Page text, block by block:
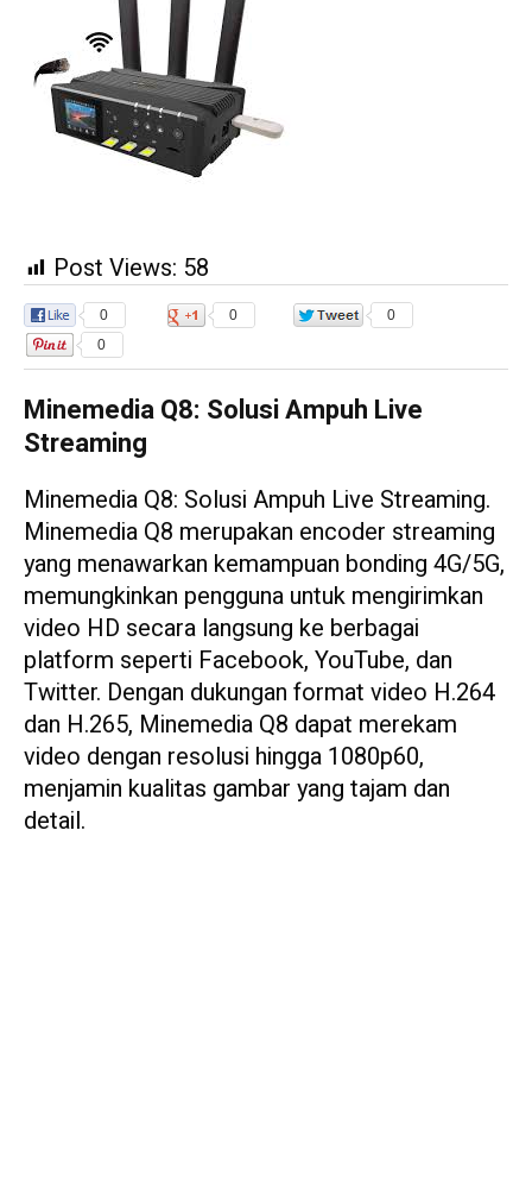
Post Views: 58
0 0
0
0
Minemedia Q8: Solusi Ampuh Live
Streaming
Minemedia Q8: Solusi Ampuh Live Streaming.
Minemedia Q8 merupakan encoder streaming
yang menawarkan kemampuan bonding 4G/5G,
memungkinkan pengguna untuk mengirimkan
video HD secara langsung ke berbagai
platform seperti Facebook, YouTube, dan
Twitter. Dengan dukungan format video H.264
dan H.265, Minemedia Q8 dapat merekam
video dengan resolusi hingga 1080p60,
menjamin kualitas gambar yang tajam dan
detail.